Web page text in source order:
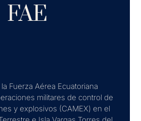
FAE
Fuerza Aérea Ecuatoriana
militares de control de
y explosivos (CAMEX) en el